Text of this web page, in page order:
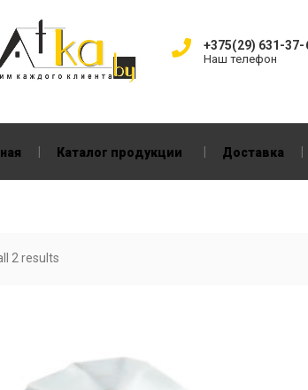
+375(29) 631-37-
Наш телефон
Каталог продукции Доставка
2 results